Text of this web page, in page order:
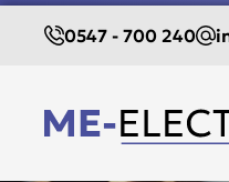
0547 - 700 240